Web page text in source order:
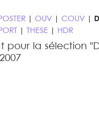
OUV COUV
THESE HDR
pour la sélection